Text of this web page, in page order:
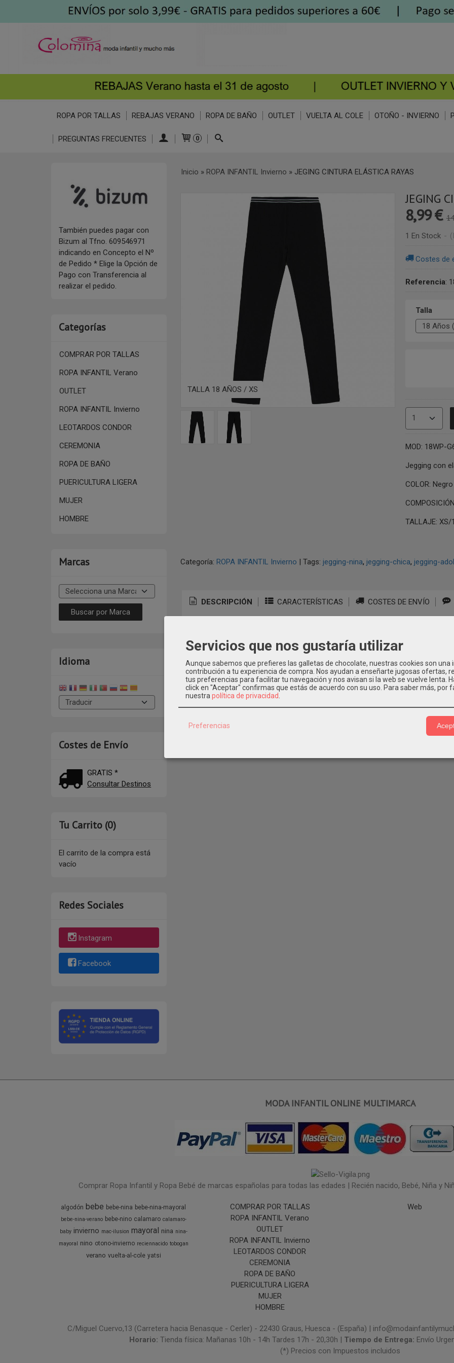
ROPA POR TALLAS REBAJAS VERANO ROPA DE BAÑO OUTLET VUELTA AL COLE OTOÑO - INVIERNO
PREGUNTAS FRECUENTES 0
También puedes pagar con
Bizum al Tfno. 609546971
indicando en Concepto el Nº
de Pedido * Elige la Opción de
Pago con Transferencia al
realizar el pedido.
Categorías
COMPRAR POR TALLAS
ROPA INFANTIL Verano
OUTLET
ROPA INFANTIL Invierno
LEOTARDOS CONDOR
CEREMONIA
ROPA DE BAÑO
PUERICULTURA LIGERA
MUJER
HOMBRE
Marcas
Idioma
Costes de Envío
GRATIS *
Consultar Destinos
Tu Carrito (0)
El carrito de la compra está
vacío
Redes Sociales
Instagram
Facebook
Inicio » ROPA INFANTIL Invierno » JEGING CINTURA ELÁSTICA RAYAS
TALLA 18 AÑOS / XS
JEGING
8,99 €
1 En Stock -
Costes de
Referencia:
Talla
MOD: 18WP-
Jegging con
COLOR: Negro
TALLAJE:
Categoría: ROPA INFANTIL Invierno | Tags: jegging-nina jegging-chica jegging-
DESCRIPCIÓN CARACTERÍSTICAS COSTES DE ENVÍO
MODA INFANTIL ONLINE MULTIMARCA
Comprar Ropa Infantil y Ropa Bebé de marcas españolas para todas las edades | Recién nacido, Bebé, Niña y
algodón bebe bebe-nina bebe-nina-mayoral
bebe-nina-verano bebe-nino calamaro calamaro-
baby invierno mac-ilusion mayoral nina nina-
mayoral
nino otono-invierno reciennacido tobogan
verano vuelta-al-cole yatsi
COMPRAR POR TALLAS
ROPA INFANTIL Verano
OUTLET
ROPA INFANTIL Invierno
LEOTARDOS CONDOR
CEREMONIA
ROPA DE BAÑO
PUERICULTURA LIGERA
MUJER
HOMBRE
Web
C/Miguel Cuervo,13 (Carretera hacia Benasque - Cerler) - 22430 Graus, Huesca - (España) |
Horario:Tienda física: Mañanas 10h - 14h Tardes 17h - 20,30h | Tiempo de Entrega: Envío
(*) Precios con Impuestos incluidos
Servicios que nos gustaría utilizar
Aunque sabemos que prefieres las galletas de chocolate, nuestras cookies son una
contribución a tu experiencia de compra. Nos ayudan a enseñarte jugosas ofertas,
tus preferencias para facilitar tu navegación y nos avisan si la web se vuelve lenta.
click en "Aceptar" confirmas que estás de acuerdo con su uso. Para saber más, por
nuestra política de privacidad
Preferencias